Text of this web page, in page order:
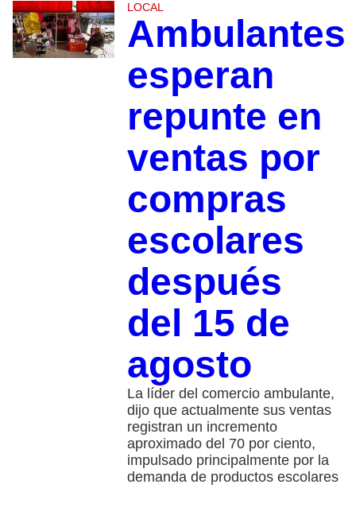
LOCAL
Ambulantes
esperan
repunte en
ventas por
compras
escolares
después
del 15 de
agosto
La líder del comercio ambulante,
dijo que actualmente sus ventas
registran un incremento
aproximado del 70 por ciento,
impulsado principalmente por la
demanda de productos escolares